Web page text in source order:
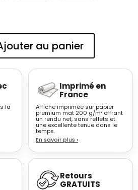
au panier
la
Imprimé en
France
Affiche imprimée sur papier
premium mat 200 g/m² offrant
un rendu net, sans reflets et
une excellente tenue dans le
temps.
En savoir plus ›
Retours
GRATUITS